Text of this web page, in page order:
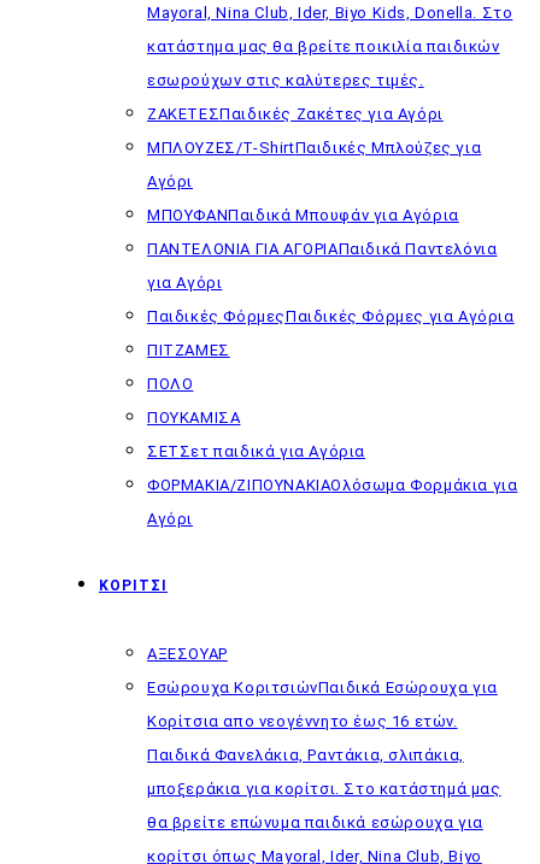
Mayoral, Nina Club, Ider, Biyo Kids, Donella. Στο
κατάστημα μας θα βρείτε ποικιλία παιδικών
εσωρούχων στις καλύτερες τιμές.
ΖΑΚΕΤΕΣΠαιδικές Ζακέτες για Αγόρι
ΜΠΛΟΥΖΕΣ/T-ShirtΠαιδικές Μπλούζες για
Αγόρι
ΜΠΟΥΦΑΝΠαιδικά Μπουφάν για Αγόρια
ΠΑΝΤΕΛΟΝΙΑ ΓΙΑ ΑΓΟΡΙΑΠαιδικά Παντελόνια
για Αγόρι
Παιδικές ΦόρμεςΠαιδικές Φόρμες για Αγόρια
ΠΙΤΖΑΜΕΣ
ΠΟΛΟ
ΠΟΥΚΑΜΙΣΑ
ΣΕΤ Σετ παιδικά για Αγόρια
ΦΟΡΜΑΚΙΑ/ΖΙΠΟΥΝΑΚΙΑΟλόσωμα Φορμάκια για
Αγόρι
ΚΟΡΙΤΣΙ
ΑΞΕΣΟΥΑΡ
Εσώρουχα ΚοριτσιώνΠαιδικά Εσώρουχα για
Κορίτσια απο νεογέννητο έως 16 ετών.
Παιδικά Φανελάκια, Ραντάκια, σλιπάκια,
μποξεράκια για κορίτσι. Στο κατάστημά μας
θα βρείτε επώνυμα παιδικά εσώρουχα για
κορίτσι όπως Mayoral, Ider, Nina Club, Biyo